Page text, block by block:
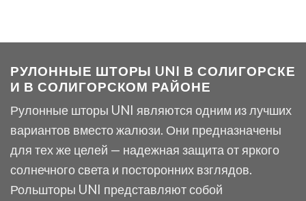
РУЛОННЫЕ ШТОРЫ UNI В СОЛИГОРСКЕ
И В СОЛИГОРСКОМ РАЙОНЕ
Рулонные шторы UNI являются одним из лучших
вариантов вместо жалюзи. Они предназначены
для тех же целей — надежная защита от яркого
солнечного света и посторонних взглядов.
Рольшторы UNI представляют собой